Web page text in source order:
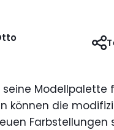
Modellpalette
können die